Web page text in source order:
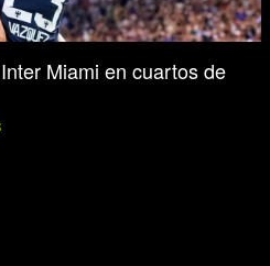
Miami en cuartos de